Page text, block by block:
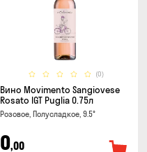
(0)
Вино Movimento Sangiovese
Rosato IGT Puglia 0.75л
Розовое, Полусладкое, 9.5°
0,00